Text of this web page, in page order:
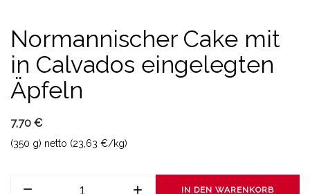
Normannischer Cake mit
in Calvados eingelegten
Äpfeln
7,70 €
(350 g) netto (23,63 €/kg)
IN DEN WARENKORB